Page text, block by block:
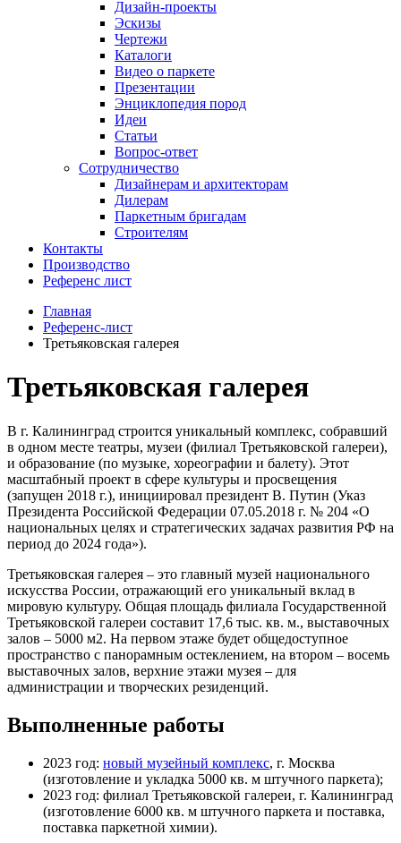
Дизайн-проекты
Эскизы
Чертежи
Каталоги
Видео о паркете
Презентации
Энциклопедия пород
Идеи
Статьи
Вопрос-ответ
Сотрудничество
Дизайнерам и архитекторам
Дилерам
Паркетным бригадам
Строителям
Контакты
Производство
Референс лист
Главная
Референс-лист
Третьяковская галерея
Третьяковская галерея
В г. Калининград строится уникальный комплекс, собравший
в одном месте театры, музеи (филиал Третьяковской галереи),
и образование (по музыке, хореографии и балету). Этот
масштабный проект в сфере культуры и просвещения
(запущен 2018 г.), инициировал президент В. Путин (Указ
Президента Российской Федерации 07.05.2018 г. № 204 «О
национальных целях и стратегических задачах развития РФ на
период до 2024 года»).
Третьяковская галерея – это главный музей национального
искусства России, отражающий его уникальный вклад в
мировую культуру. Общая площадь филиала Государственной
Третьяковской галереи составит 17,6 тыс. кв. м., выставочных
залов – 5000 м2. На первом этаже будет общедоступное
пространство с панорамным остеклением, на втором – восемь
выставочных залов, верхние этажи музея – для
администрации и творческих резиденций.
Выполненные работы
2023 год: новый музейный комплекс, г. Москва
(изготовление и укладка 5000 кв. м штучного паркета);
2023 год: филиал Третьяковской галереи, г. Калининград
(изготовление 6000 кв. м штучного паркета и поставка,
поставка паркетной химии).